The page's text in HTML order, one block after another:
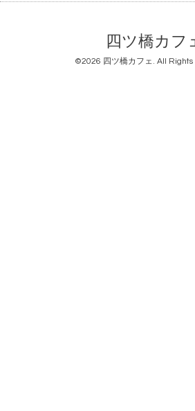
四ツ橋カフ
©2026 四ツ橋カフェ. All